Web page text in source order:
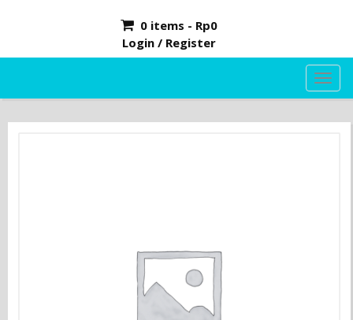
0 items - Rp0
Login / Register